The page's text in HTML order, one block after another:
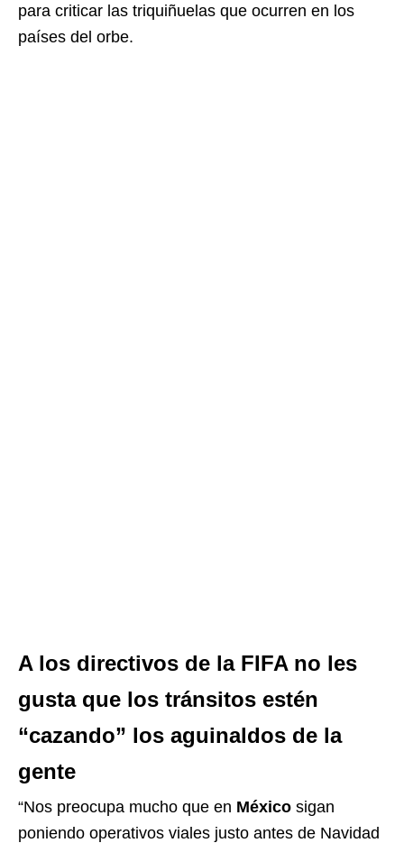
para criticar las triquiñuelas que ocurren en los
países del orbe.
A los directivos de la FIFA no les
gusta que los tránsitos estén
“cazando” los aguinaldos de la
gente
“Nos preocupa mucho que en México sigan
poniendo operativos viales justo antes de Navidad